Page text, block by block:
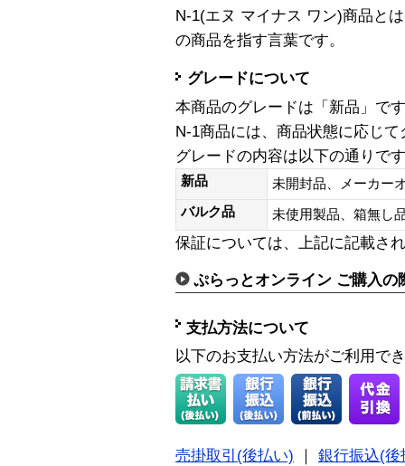
N-1(エヌ マイナス ワン)商品と
の商品を指す言葉です。
グレードについて
本商品のグレードは「新品」です
N-1商品には、商品状態に応じ
グレードの内容は以下の通りで
新品
未開封品、メーカー
バルク品
未使用製品、箱無
保証については、上記に記載さ
ぷらっとオンライン ご購入の
支払方法について
以下のお支払い方法がご利用で
売掛取引(後払い)
銀行振込(後